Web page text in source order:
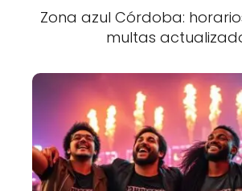
Zona azul Córdoba:
multas